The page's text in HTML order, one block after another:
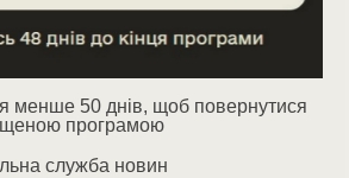
менше 50 днів, щоб повернутися
програмою
служба новин